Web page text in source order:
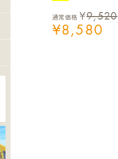
通常価格 ¥9,520
¥8,580